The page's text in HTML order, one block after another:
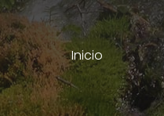
Inicio